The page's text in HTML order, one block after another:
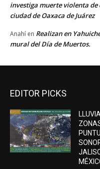
investiga muerte violenta
ciudad de Oaxaca de Juárez
Anahí en Realizan en
mural del Día de Muertos.
EDITOR PICKS